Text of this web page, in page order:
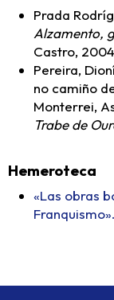
Prada
Alzamento,
Castro, 2004
Pereira,
no camiño
Monterrei,
Trabe de
Hemeroteca
«Las obras
Franquismo».